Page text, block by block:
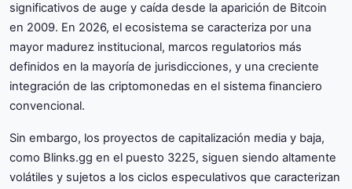
significativos de auge y caída desde la aparición de Bitcoin
en 2009. En 2026, el ecosistema se caracteriza por una
mayor madurez institucional, marcos regulatorios más
definidos en la mayoría de jurisdicciones, y una creciente
integración de las criptomonedas en el sistema financiero
convencional.
Sin embargo, los proyectos de capitalización media y baja,
como Blinks.gg en el puesto 3225, siguen siendo altamente
volátiles y sujetos a los ciclos especulativos que caracterizan